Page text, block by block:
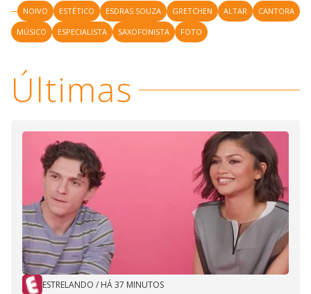
NOIVO ESTÉTICO ESDRAS SOUZA GRETCHEN ALTAR
CANTORA
MÚSICO
ESPECIALISTA SAXOFONISTA FOTO
Últimas
ESTRELANDO / HÁ 37 MINUTOS